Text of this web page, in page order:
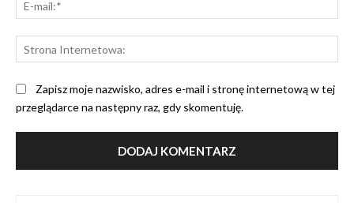
Zapisz moje nazwisko, adres e-mail i stronę internetową w tej
przeglądarce na następny raz, gdy skomentuję.